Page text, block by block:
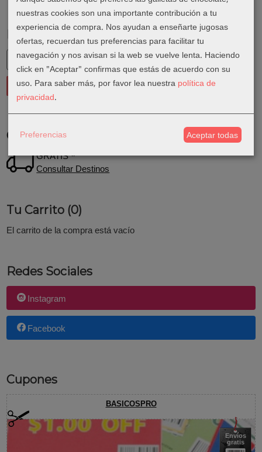
Marcas
Costes de Envío
GRATIS *
Consultar Destinos
Tu Carrito (0)
El carrito de la compra está vacío
Redes Sociales
Instagram
Facebook
Cupones
BASICOSPRO
Envíos
gratis
nuestras cookies son una importante contribución a tu
experiencia de compra. Nos ayudan a enseñarte jugosas
ofertas, recuerdan tus preferencias para facilitar tu
navegación y nos avisan si la web se vuelve lenta. Haciendo
click en "Aceptar" confirmas que estás de acuerdo con su
uso. Para saber más, por favor lea nuestra política de
privacidad.
Preferencias Aceptar todas